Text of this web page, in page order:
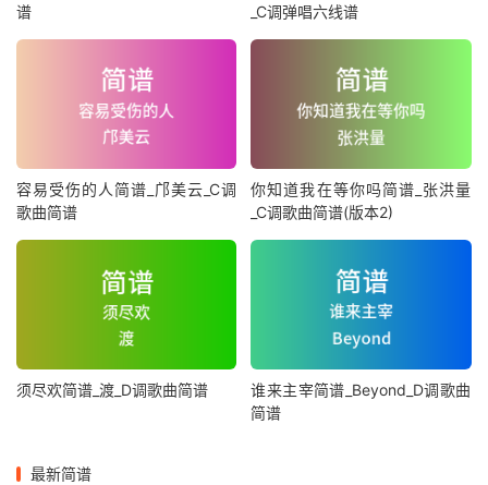
谱
_C调弹唱六线谱
容易受伤的人简谱_邝美云_C调
歌曲简谱
你知道我在等你吗简谱_张洪量
_C调歌曲简谱(版本2)
须尽欢简谱_渡_D调歌曲简谱
谁来主宰简谱_Beyond_D调歌曲
简谱
最新简谱